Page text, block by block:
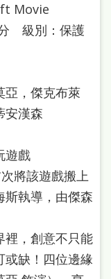
Movie
級別：保護
，傑克布萊
安漢森
遊戲
將該遊戲搬上
斯執導，由傑森
裡，創意不只能
或缺！四位邊緣